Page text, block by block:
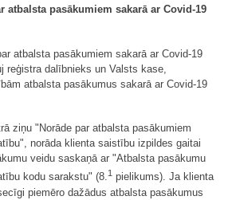
atbalsta pasākumiem sakarā ar Covid-19
atbalsta pasākumiem sakarā ar Covid-19
reģistra dalībnieks un Valsts kase,
atbalsta pasākumus sakarā ar Covid-19
ziņu "Norāde par atbalsta pasākumiem
norāda klienta saistību izpildes gaitai
veidu saskaņā ar "Atbalsta pasākumu
kodu sarakstu" (8.1 pielikums). Ja klienta
piemēro dažādus atbalsta pasākumus